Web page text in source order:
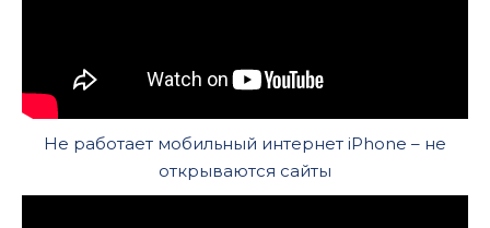
Не работает мобильный интернет iPhone – не
открываются сайты